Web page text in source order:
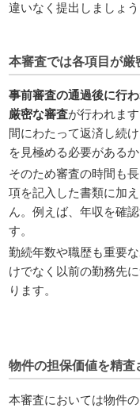
違いなく提出しましょう
本審査では各項目が厳
事前審査の通過後に行
厳密な審査が行われま
間にわたって返済し続
を見極める必要があるか
そのため審査の時間も
項を記入した書類に加
ん。例えば、年収を確
す。
勤続年数や職歴も重要
けでなく以前の勤務先
ります。
物件の担保価値を精査
本審査においては物件